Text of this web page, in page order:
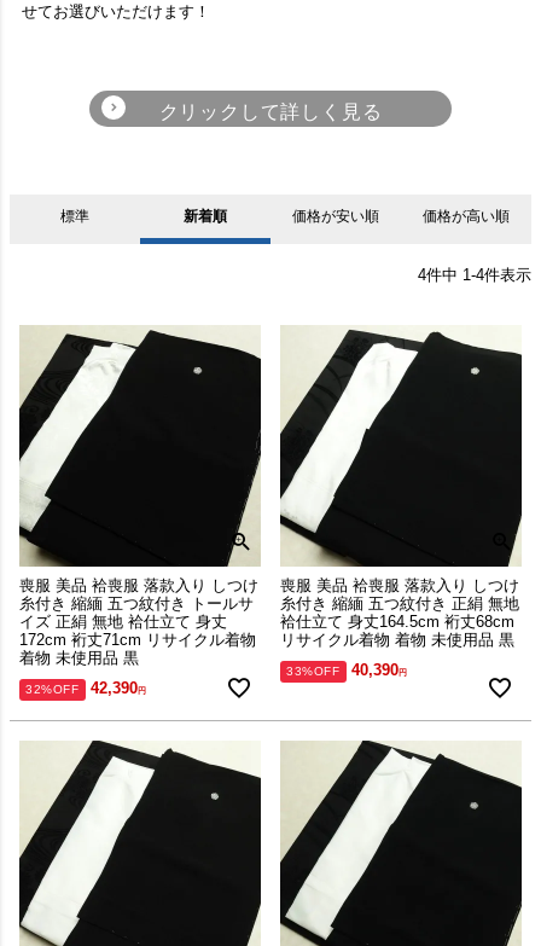
せてお選びいただけます！
力。肌にしっとりと吸い付くような
単さが人気！「洗濯可」とあるもの
ウール
羊の毛から作られており、ざっくり
とした肌触りが特徴。お手入れも比
較的簡単ですが、虫食いに注意が必
要です。
綿
洋服でも馴染みのある素材で、カジ
ュアルな着こなしにぴったりの素材
です。
異なる繊維を混ぜて織られた生地。
それぞれの長所と短所を補うため、
コストを抑えるためなどの目的があ
ります。
通気性、速乾性に優れています。汗
をかきやすい夏の装いにおすすめで
す。
その他
正絹、ポリエステル、ウール、混
紡、麻、綿以外の素材をお求めの方
はこちら！
標準 新着順 価格が安い順 価格が高い順
4件中 1-4件表示
喪服 美品 袷喪服 落款入り しつけ
糸付き 縮緬 五つ紋付き トールサ
イズ 正絹 無地 袷仕立て 身丈
172cm 裄丈71cm リサイクル着物
着物 未使用品 黒
32%OFF 42,390
喪服 美品 袷喪服 落款入り しつけ
糸付き 縮緬 五つ紋付き 正絹 無地
袷仕立て 身丈164.5cm 裄丈68cm
リサイクル着物 着物 未使用品 黒
33%OFF 40,390